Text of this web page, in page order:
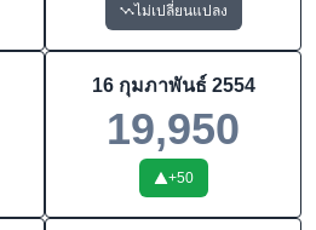
ไม่เปลี่ยนแปลง
16 กุมภาพันธ์ 2554
19,950
+50